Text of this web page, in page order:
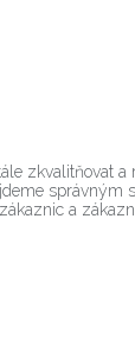
zkvalitňovat a
správným
a